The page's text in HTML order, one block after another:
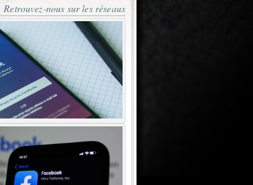
Retrouvez-nous sur les réseaux